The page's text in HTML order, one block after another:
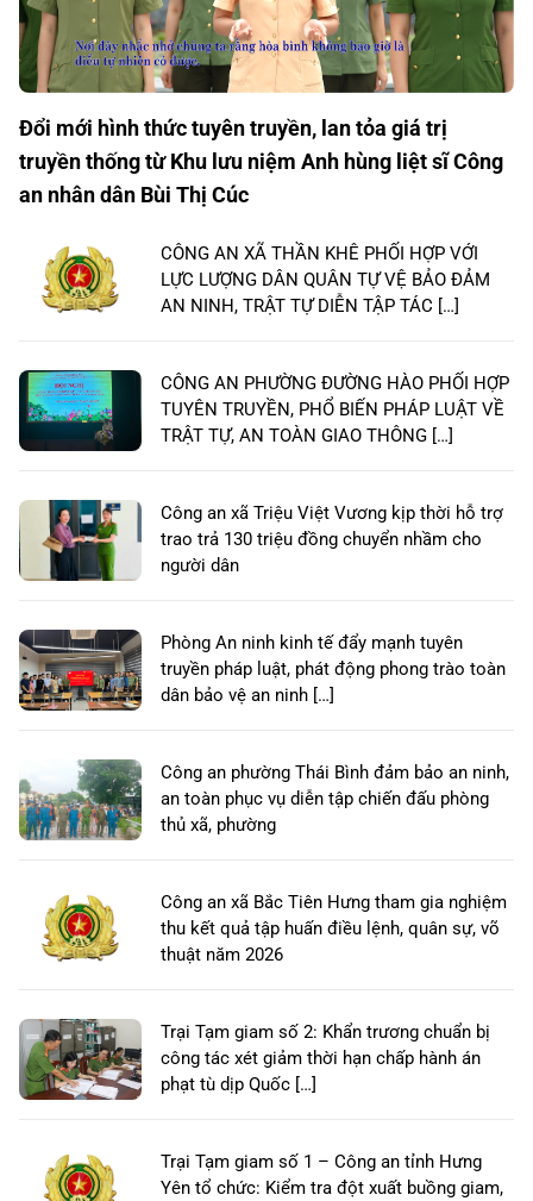
Đổi mới hình thức tuyên truyền, lan tỏa giá trị
truyền thống từ Khu lưu niệm Anh hùng liệt sĩ Công
an nhân dân Bùi Thị Cúc
CÔNG AN XÃ THẦN KHÊ PHỐI HỢP VỚI
LỰC LƯỢNG DÂN QUÂN TỰ VỆ BẢO ĐẢM
AN NINH, TRẬT TỰ DIỄN TẬP TÁC […]
CÔNG AN PHƯỜNG ĐƯỜNG HÀO PHỐI HỢP
TUYÊN TRUYỀN, PHỔ BIẾN PHÁP LUẬT VỀ
TRẬT TỰ, AN TOÀN GIAO THÔNG […]
Công an xã Triệu Việt Vương kịp thời hỗ trợ
trao trả 130 triệu đồng chuyển nhầm cho
người dân
Phòng An ninh kinh tế đẩy mạnh tuyên
truyền pháp luật, phát động phong trào toàn
dân bảo vệ an ninh […]
Công an phường Thái Bình đảm bảo an ninh,
an toàn phục vụ diễn tập chiến đấu phòng
thủ xã, phường
Công an xã Bắc Tiên Hưng tham gia nghiệm
thu kết quả tập huấn điều lệnh, quân sự, võ
thuật năm 2026
Trại Tạm giam số 2: Khẩn trương chuẩn bị
công tác xét giảm thời hạn chấp hành án
phạt tù dịp Quốc […]
Trại Tạm giam số 1 – Công an tỉnh Hưng
Yên tổ chức: Kiểm tra đột xuất buồng giam,